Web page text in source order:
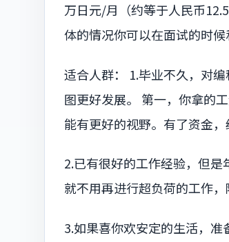
万日元/月（约等于人民币
体的情况你可以在面试的时候
适合人群： 1.毕业不久，对
图更好发展。 第一，你拿的
能有更好的视野。有了资金
2.已有很好的工作经验，但
就不用再进行超负荷的工作
3.如果喜你欢安定的生活，